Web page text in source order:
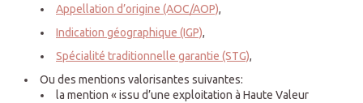
Appellation d’origine (AOC/AOP),
Indication géographique (IGP),
Spécialité traditionnelle garantie (STG),
Ou des mentions valorisantes suivantes:
la mention « issu d’une exploitation à Haute Valeur